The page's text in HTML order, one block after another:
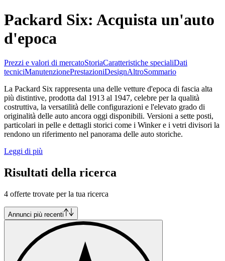
Packard Six: Acquista un'auto
d'epoca
Prezzi e valori di mercatoStoriaCaratteristiche specialiDati
tecniciManutenzionePrestazioniDesignAltroSommario
La Packard Six rappresenta una delle vetture d'epoca di fascia alta
più distintive, prodotta dal 1913 al 1947, celebre per la qualità
costruttiva, la versatilità delle configurazioni e l'elevato grado di
originalità delle auto ancora oggi disponibili. Versioni a sette posti,
particolari in pelle e dettagli storici come i Winker e i vetri divisori la
rendono un riferimento nel panorama delle auto storiche.
Leggi di più
Risultati della ricerca
4 offerte trovate per la tua ricerca
Annunci più recenti